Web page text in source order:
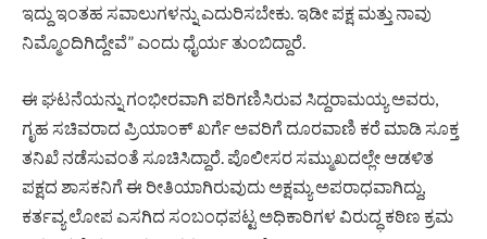
ಇದ್ದು ಇಂತಹ ಸವಾಲುಗಳನ್ನು ಎದುರಿಸಬೇಕು. ಇಡೀ ಪಕ್ಷ ಮತ್ತು ನಾವು
ನಿಮ್ಮೊಂದಿಗಿದ್ದೇವೆ” ಎಂದು ಧೈರ್ಯ ತುಂಬಿದ್ದಾರೆ.
ಈ ಘಟನೆಯನ್ನು ಗಂಭೀರವಾಗಿ ಪರಿಗಣಿಸಿರುವ ಸಿದ್ದರಾಮಯ್ಯ ಅವರು,
ಗೃಹ ಸಚಿವರಾದ ಪ್ರಿಯಾಂಕ್ ಖರ್ಗೆ ಅವರಿಗೆ ದೂರವಾಣಿ ಕರೆ ಮಾಡಿ ಸೂಕ್ತ
ತನಿಖೆ ನಡೆಸುವಂತೆ ಸೂಚಿಸಿದ್ದಾರೆ. ಪೊಲೀಸರ ಸಮ್ಮುಖದಲ್ಲೇ ಆಡಳಿತ
ಪಕ್ಷದ ಶಾಸಕನಿಗೆ ಈ ರೀತಿಯಾಗಿರುವುದು ಅಕ್ಷಮ್ಯ ಅಪರಾಧವಾಗಿದ್ದು,
ಕರ್ತವ್ಯ ಲೋಪ ಎಸಗಿದ ಸಂಬಂಧಪಟ್ಟ ಅಧಿಕಾರಿಗಳ ವಿರುದ್ಧ ಕಠಿಣ ಕ್ರಮ